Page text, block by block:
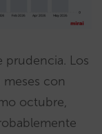
prudencia. Los
con
octubre,